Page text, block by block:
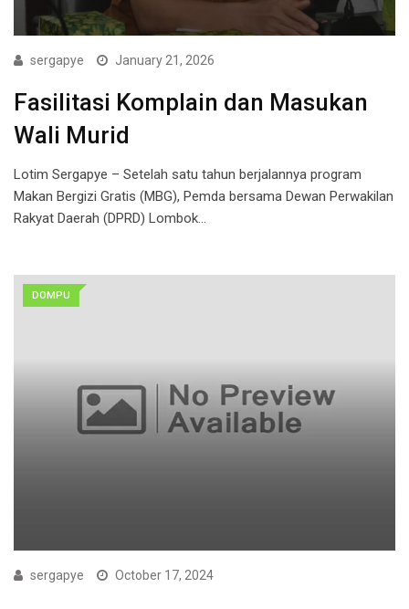
sergapye January 21, 2026
Fasilitasi Komplain dan Masukan
Wali Murid
Lotim Sergapye – Setelah satu tahun berjalannya program
Makan Bergizi Gratis (MBG), Pemda bersama Dewan Perwakilan
Rakyat Daerah (DPRD) Lombok…
DOMPU
sergapye October 17, 2024